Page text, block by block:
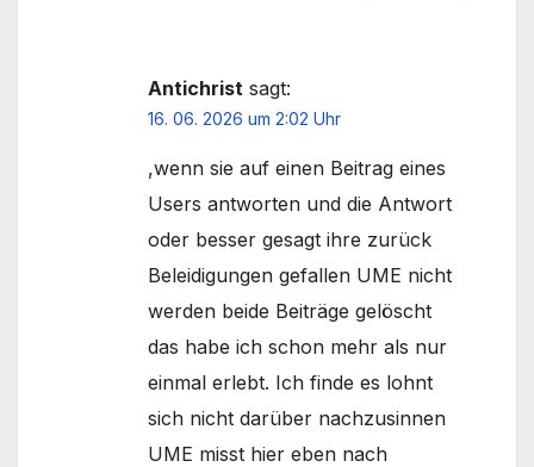
Antichrist sagt:
16. 06. 2026 um 2:02 Uhr
,wenn sie auf einen Beitrag eines
Users antworten und die Antwort
oder besser gesagt ihre zurück
Beleidigungen gefallen UME nicht
werden beide Beiträge gelöscht
das habe ich schon mehr als nur
einmal erlebt. Ich finde es lohnt
sich nicht darüber nachzusinnen
UME misst hier eben nach